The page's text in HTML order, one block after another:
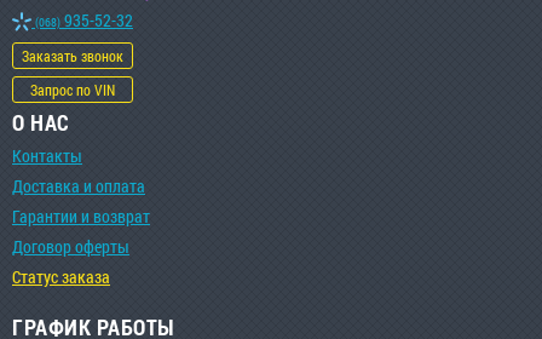
(068) 935-52-32
Заказать звонок
Запрос по VIN
О НАС
Контакты
Доставка и оплата
Гарантии и возврат
Договор оферты
Статус заказа
ГРАФИК РАБОТЫ